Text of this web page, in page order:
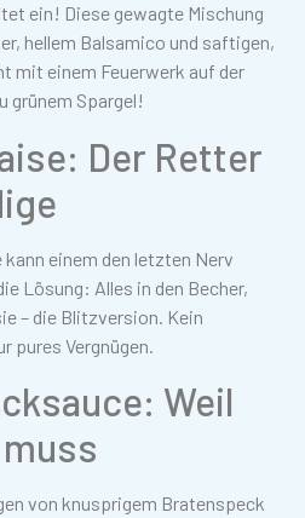
ein! Diese gewagte Mischung
hellem Balsamico und saftigen,
mit einem Feuerwerk auf der
grünem Spargel!
Der Retter
einem den letzten Nerv
Lösung: Alles in den Becher,
– die Blitzversion. Kein
pures Vergnügen.
Weil
von knusprigem Bratenspeck